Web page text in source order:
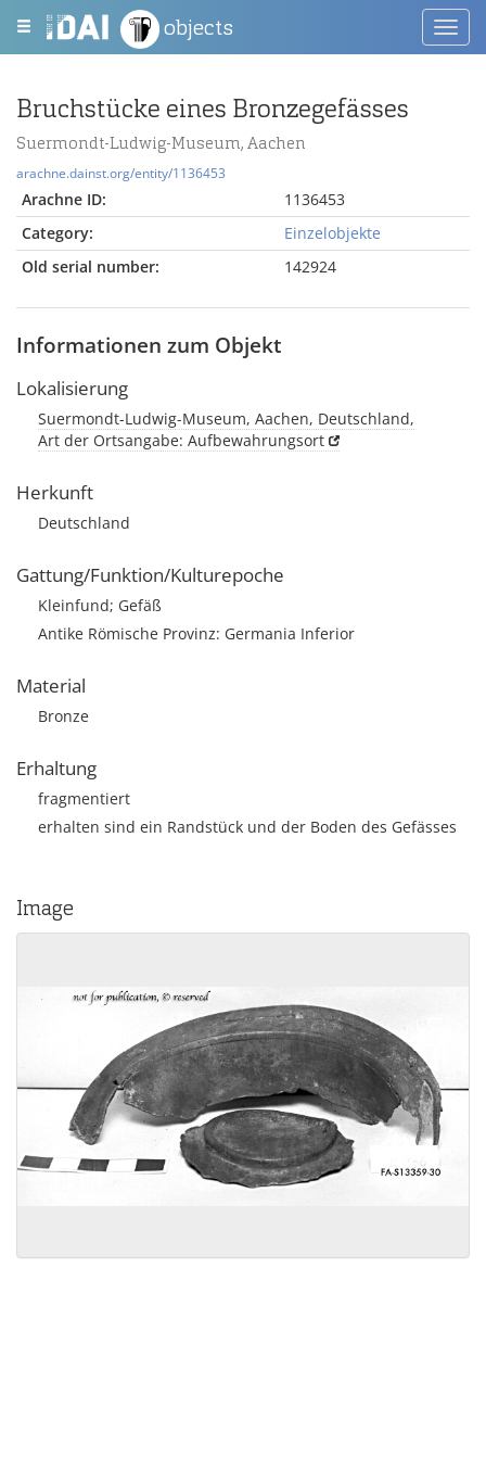
objects
Bruchstücke eines Bronzegefässes
Suermondt-Ludwig-Museum, Aachen
arachne.dainst.org/entity/1136453
Arachne ID:
1136453
Category:
Einzelobjekte
Old serial number:
142924
Informationen zum Objekt
Lokalisierung
Suermondt-Ludwig-Museum, Aachen, Deutschland,
Art der Ortsangabe: Aufbewahrungsort
Herkunft
Deutschland
Gattung/Funktion/Kulturepoche
Kleinfund; Gefäß
Antike Römische Provinz: Germania Inferior
Material
Bronze
Erhaltung
fragmentiert
erhalten sind ein Randstück und der Boden des Gefässes
Image